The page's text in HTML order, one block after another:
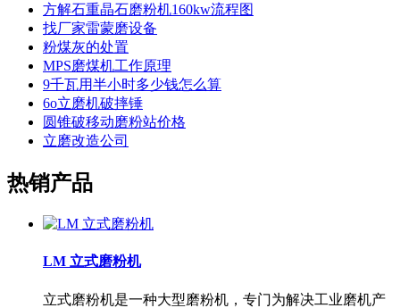
方解石重晶石磨粉机160kw流程图
找厂家雷蒙磨设备
粉煤灰的处置
MPS磨煤机工作原理
9千瓦用半小时多少钱怎么算
6o立磨机破摔锤
圆锥破移动磨粉站价格
立磨改造公司
热销产品
LM 立式磨粉机
立式磨粉机是一种大型磨粉机，专门为解决工业磨机产